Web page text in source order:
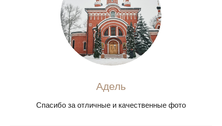
Адель
Спасибо за отличные и качественные фото